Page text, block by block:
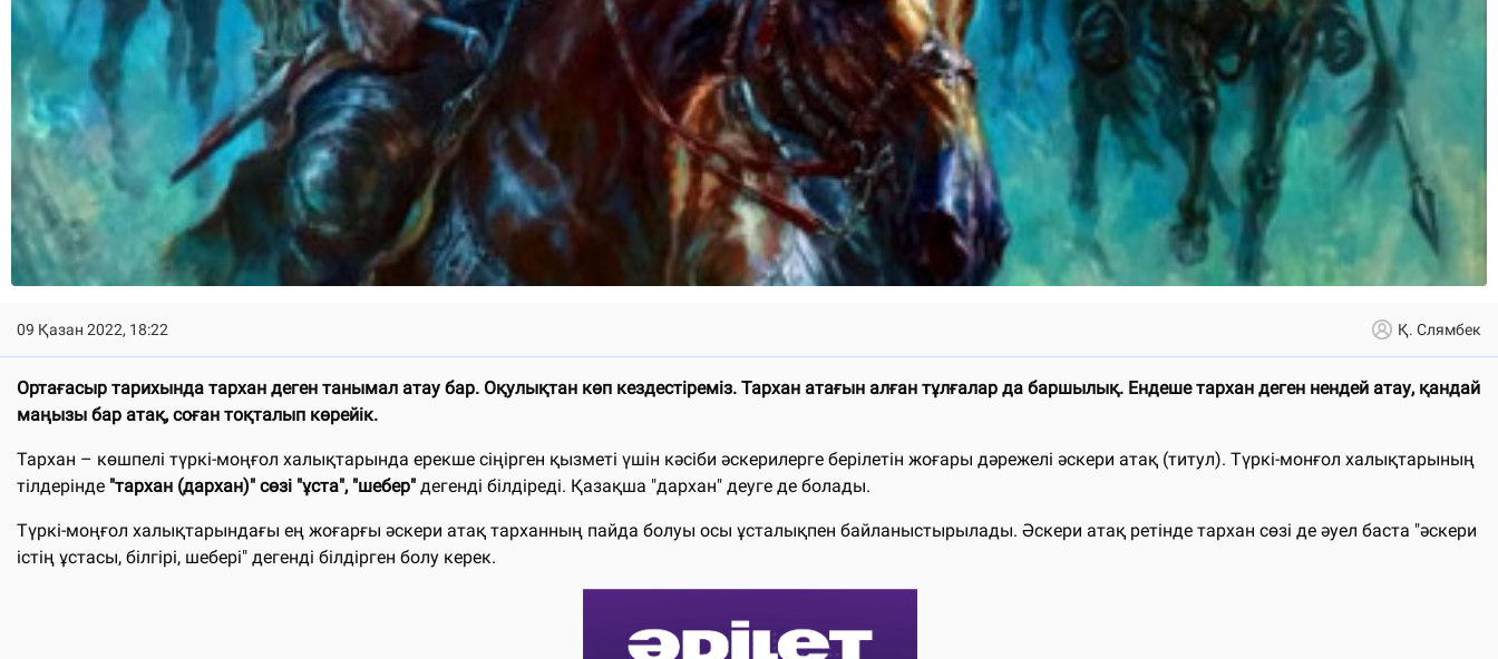
09 Қазан 2022, 18:22 Қ. Слямбек
Ортағасыр тарихында тархан деген танымал атау бар. Оқулықтан көп кездестіреміз. Тархан атағын алған тұлғалар да баршылық. Ендеше тархан деген нендей атау, қандай
маңызы бар атақ, соған тоқталып көрейік.
Тархан – көшпелі түркі-моңғол халықтарында ерекше сіңірген қызметі үшін кәсіби әскерилерге берілетін жоғары дәрежелі әскери атақ (титул). Түркi-монғол халықтарының
тiлдерiнде "тархан (дархан)" сөзi "ұста", "шебер" дегендi білдіреді. Қазақша "дархан" деуге де болады.
Түркi-моңғол халықтарындағы ең жоғарғы әскери атақ тарханның пайда болуы осы ұсталықпен байланыстырылады. Әскери атақ ретiнде тархан сөзі де әуел баста "әскери
iстiң ұстасы, бiлгiрi, шеберi" дегенді білдірген болу керек.